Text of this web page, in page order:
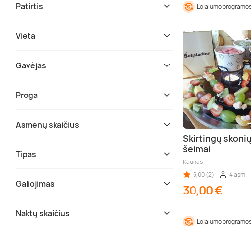
Patirtis
Vieta
Gavėjas
Proga
Asmenų skaičius
Tipas
Galiojimas
Naktų skaičius
Lojalumo
Skirtingų
šeimai
Kaunas
5,00 (2)
4 asm.
30,00 €
Lojalumo